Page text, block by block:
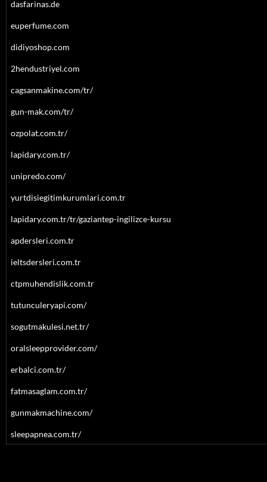
dasfarinas.de
euperfume.com
didiyoshop.com
2hendustriyel.com
cagsanmakine.com/tr/
gun-mak.com/tr/
ozpolat.com.tr/
lapidary.com.tr/
unipredo.com/
yurtdisiegitimkurumlari.com.tr
lapidary.com.tr/tr/gaziantep-ingilizce-kursu
apdersleri.com.tr
ieltsdersleri.com.tr
ctpmuhendislik.com.tr
tutunculeryapi.com/
sogutmakulesi.net.tr/
oralsleepprovider.com/
erbalci.com.tr/
fatmasaglam.com.tr/
gunmakmachine.com/
sleepapnea.com.tr/